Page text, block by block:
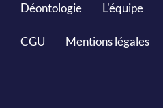
Déontologie L'équipe
CGU Mentions légales